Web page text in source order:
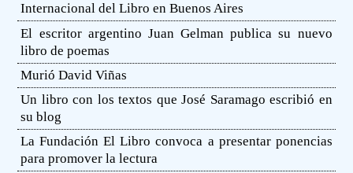
Internacional del Libro en Buenos Aires
El escritor argentino Juan Gelman publica su nuevo
libro de poemas
Murió David Viñas
Un libro con los textos que José Saramago escribió en
su blog
La Fundación El Libro convoca a presentar ponencias
para promover la lectura